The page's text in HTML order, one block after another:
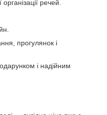
речей.
прогулянок і
і надійним